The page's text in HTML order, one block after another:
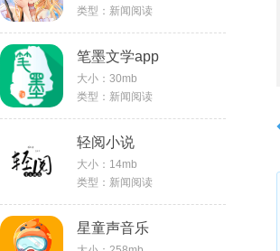
类型：新闻阅读
笔墨文学app
大小：30mb
类型：新闻阅读
轻阅小说
大小：14mb
类型：新闻阅读
星童声音乐